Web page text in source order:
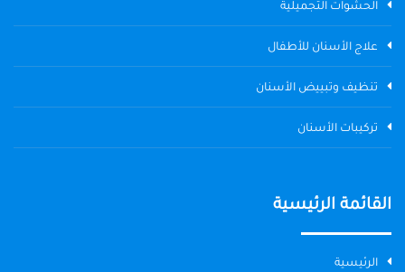
الحشوات التجميلية
علاج الأسنان للأطفال
تنظيف وتبييض الأسنان
تركيبات الأسنان
القائمة الرئيسية
الرئيسية